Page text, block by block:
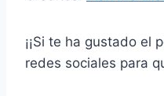
¡¡Si te ha gustado el
redes sociales para